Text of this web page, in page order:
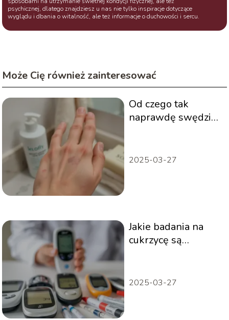
psychicznej, dlatego znajdziesz u nas nie tylko inspiracje dotyczące
wyglądu i dbania o witalność, ale też informacje o duchowości i sercu.
Może Cię również zainteresować
Od czego tak
naprawdę swędzi
2025-03-27
Jakie badania na
cukrzycę są
2025-03-27